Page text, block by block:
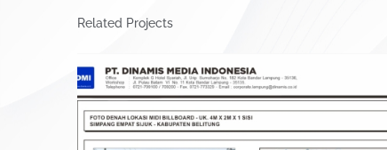
Related Projects